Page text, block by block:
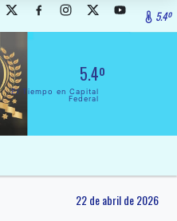
5.4º
5.4º
El Tiempo en Capital
Federal
22 de abril de 2026